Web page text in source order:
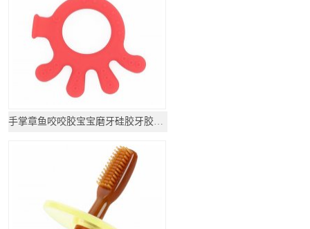
手掌章鱼咬咬胶宝宝磨牙硅胶牙胶玩具